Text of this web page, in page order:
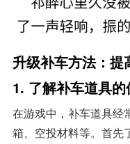
升级补车方法：提
1. 了解补车道具的
在游戏中，补车道具经
箱、空投材料等。首先